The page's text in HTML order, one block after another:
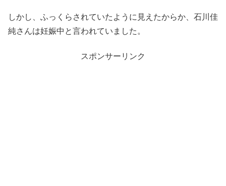
しかし、ふっくらされていたように見えたからか、石川佳
純さんは妊娠中と言われていました。
スポンサーリンク